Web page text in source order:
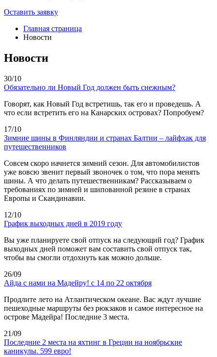
Оставить заявку
Главная страница
Новости
Новости
30/10
Обязательно ли Новый Год должен быть снежным?
Говорят, как Новый Год встретишь, так его и проведешь. А
что если встретить его на Канарских островах? Попробуем?
17/10
Зимние шины в Финляндии и странах Балтии – лайфхак для
путешественников
Совсем скоро начнется зимний сезон. Для автомобилистов
уже вовсю звенит первый звоночек о том, что пора менять
шины. А что делать путешественникам? Рассказываем о
требованиях по зимней и шипованной резине в странах
Европы и Скандинавии.
12/10
График выходных дней в 2019 году
Вы уже планируете свой отпуск на следующий год? График
выходных дней поможет вам составить свой отпуск так,
чтобы вы смогли отдохнуть как можно дольше.
26/09
Айда с нами на Мадейру! с 14 по 22 октября
Продлите лето на Атлантическом океане. Вас ждут лучшие
пешеходные маршруты без рюкзаков и самое интересное на
острове Мадейра! Последние 3 места.
21/09
Последние 2 места на яхтинг в Греции на ноябрьские
каникулы. 599 евро!